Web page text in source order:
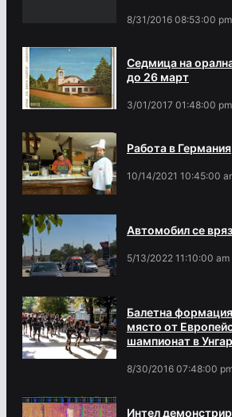
8/31/2016 08:53:00 pm
Седмица на
до 26 март
3/01/2017 01:48:00 pm
Работа в Германия
10/14/2021 10:45:00
Автомобил се
5/13/2022 11:10:00 am
Балетна формация
място от
шампионат в
8/30/2016 07:48:00
Интел